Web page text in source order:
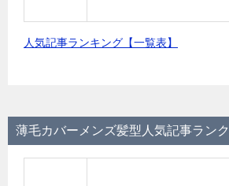
人気記事ランキング【一覧表】
薄毛カバーメンズ髪型人気記事ランク